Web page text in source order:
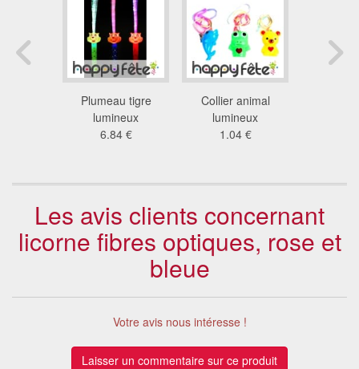
Plumeau tigre
lumineux
6.84 €
Collier animal
lumineux
1.04 €
Les avis clients concernant
licorne fibres optiques, rose et
bleue
Votre avis nous intéresse !
Laisser un commentaire sur ce produit